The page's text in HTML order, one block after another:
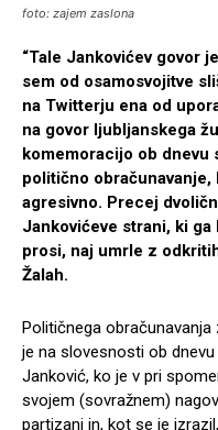
foto: zajem zaslona
“Tale Jankovićev govor
sem od osamosvojitve
na Twitterju ena od
na govor ljubljanskega
komemoracijo ob
politično
agresivno. Precej
Jankovićeve strani, ki
prosi, naj umrle z
Žalah.
Političnega
je na slovesnosti ob
Janković, ko je v pri
svojem (sovražnem)
partizani in, kot se je